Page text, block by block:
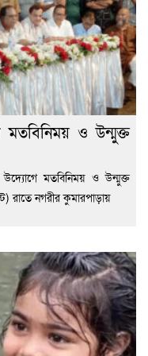
মতবিনিময় ও উন্মুক্ত
মতবিনিময় ও উন্মুক্ত
রাতে নগরীর কুমারপাড়ায়